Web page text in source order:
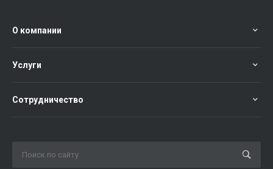
О компании
Услуги
Сотрудничество